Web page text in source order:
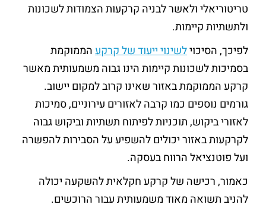
טריטוריאלי ולאשר לבניה קרקעות הצמודות לשכונות
ולתשתיות קיימות.
לפיכך, הסיכוילשינוי ייעוד של קרקעהממוקמת
בסמיכות לשכונות קיימות הינו גבוה משמעותית מאשר
קרקע הממוקמת באזור שאינו קרוב למקום יישוב.
גורמים נוספים כמו קרבה לאזורים עירוניים, סמיכות
לאזורי ביקוש, תוכניות לפיתוח תשתיות וביקוש גבוה
לקרקעות באזור יכולים להשפיע על הסבירות להפשרה
ועל פוטנציאל הרווח בעסקה.
כאמור, רכישה של קרקע חקלאית להשקעה יכולה
להניב תשואה מאוד משמעותית עבור הרוכשים.